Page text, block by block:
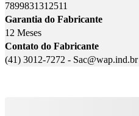
7899831312511
Garantia do Fabricante
12 Meses
Contato do Fabricante
(41) 3012-7272 - Sac@wap.ind.br